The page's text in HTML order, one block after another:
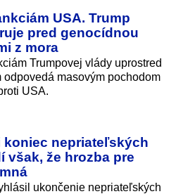
USA. Trump
pred genocídnou
z mora
Trumpovej vlády uprostred
masovým pochodom
USA.
koniec nepriateľských
však, že hrozba pre
ukončenie nepriateľských